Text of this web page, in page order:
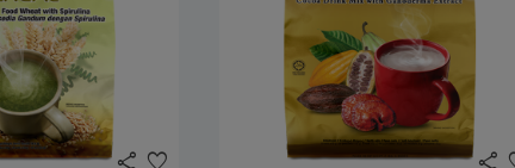
share favorite share